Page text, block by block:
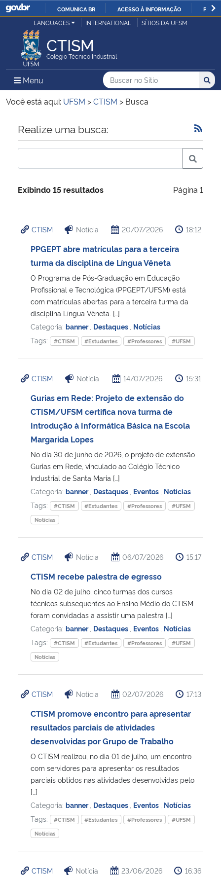
IR
COMUNICA BR ACESSO À INFORMAÇÃO
Ministério da Justiça e Segurança Pública
Ministério da Defesa
Ministério das Relações Exteriores
Ministério da Economia
Ministério da Infraestrutura
Ministério da Cidadania
Ministério de Minas e Energia
Ministério da Ciência, Tecnologia, Inovações e Comunicações
Ministério do Meio Ambiente
Ministério do Turismo
Controladoria-Geral da União
Ministério da Mulher, da Família e dos Direitos Humanos
Secretaria-Geral
Secretaria de Governo
Gabinete de Segurança Institucional
LANGUAGES INTERNATIONAL SÍTIOS DA UFSM
CTISM
Colégio Técnico Industrial
Menu Menu Principal do Sítio
Busca
Buscar no no Sítio
Busca:
Você está aqui: UFSM >CTISM > Busca
Início do conteúdo
Realize uma busca:
Exibindo 15 resultados Página 1
CTISM Notícia 20/07/2026 18:12
PPGEPT abre matrículas para a terceira
turma da disciplina de Língua Vêneta
O Programa de Pós-Graduação em Educação
Profissional e Tecnológica (PPGEPT/UFSM) está
com matrículas abertas para a terceira turma da
disciplina Língua Vêneta. […]
Categoria: banner Destaques Notícias
Tags:
#CTISM #Estudantes #Professores #UFSM
CTISM Notícia 14/07/2026 15:31
Gurias em Rede: Projeto de extensão do
CTISM/UFSM certifica nova turma de
Introdução à Informática Básica na Escola
Margarida Lopes
No dia 30 de junho de 2026, o projeto de extensão
Gurias em Rede, vinculado ao Colégio Técnico
Industrial de Santa Maria […]
Categoria: banner Destaques Eventos Notícias
Tags:
#CTISM #Estudantes #Professores
#UFSM
Notícias
CTISM Notícia 06/07/2026 15:17
CTISM recebe palestra de egresso
No dia 02 de julho, cinco turmas dos cursos
técnicos subsequentes ao Ensino Médio do CTISM
foram convidadas a assistir uma palestra […]
Categoria: banner Destaques Eventos Notícias
Tags:
#CTISM #Estudantes #Professores
#UFSM
Notícias
CTISM Notícia 02/07/2026 17:13
CTISM promove encontro para apresentar
resultados parciais de atividades
desenvolvidas por Grupo de Trabalho
O CTISM realizou, no dia 01 de julho, um encontro
com servidores para apresentar os resultados
parciais obtidos nas atividades desenvolvidas pelo
[…]
Categoria: banner Destaques Eventos Notícias
Tags:
#CTISM #Estudantes #Professores
#UFSM
Notícias
CTISM Notícia 23/06/2026 16:36